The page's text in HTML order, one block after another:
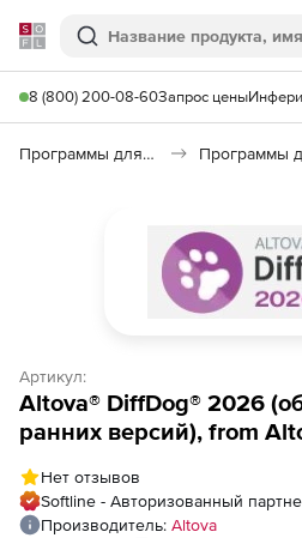
Softline
Поиск
8 (800) 200-08-60Запрос цены
Программы для программирования
Артикул:
Altova® DiffDog® 2026
ранних версий), from
DiffDog® 2026
Users (1)
Нет отзывов
Softline - Авторизованный
Производитель: Altova